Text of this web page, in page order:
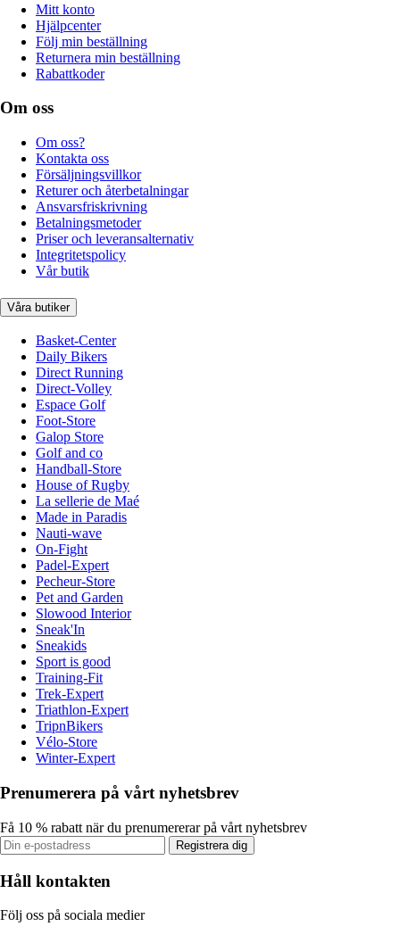
Mitt konto
Hjälpcenter
Följ min beställning
Returnera min beställning
Rabattkoder
Om oss
Om oss?
Kontakta oss
Försäljningsvillkor
Returer och återbetalningar
Ansvarsfriskrivning
Betalningsmetoder
Priser och leveransalternativ
Integritetspolicy
Vår butik
Våra butiker
Basket-Center
Daily Bikers
Direct Running
Direct-Volley
Espace Golf
Foot-Store
Galop Store
Golf and co
Handball-Store
House of Rugby
La sellerie de Maé
Made in Paradis
Nauti-wave
On-Fight
Padel-Expert
Pecheur-Store
Pet and Garden
Slowood Interior
Sneak'In
Sneakids
Sport is good
Training-Fit
Trek-Expert
Triathlon-Expert
TripnBikers
Vélo-Store
Winter-Expert
Prenumerera på vårt nyhetsbrev
Få 10 % rabatt när du prenumererar på vårt nyhetsbrev
Registrera dig
Håll kontakten
Följ oss på sociala medier